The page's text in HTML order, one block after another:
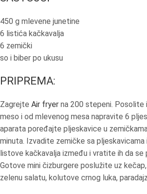
450 g mlevene junetine
6 listića kačkavalja
6 zemički
so i biber po ukusu
PRIPREMA:
Zagrejte Air fryer na 200 stepeni. Posolite
meso i od mlevenog mesa napravite 6
aparata poređajte pljeskavice u
minuta. Izvadite zemičke sa
listove kačkavalja između i vratite ih da se
Gotove mini čizburgere poslužite uz
zelenu salatu, kolutove crnog luka,